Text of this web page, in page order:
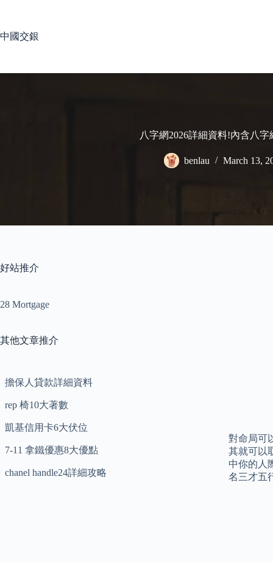
中國交銀
八字網2026詳細資料!內含八字
benlau March 13,
對命局可
其就可以
中你的人
名三才五
好站推介
28 Mortgage
其他文章推介
擔保人貸款詳細資料
rep 椅10大著數
凱基信用卡6大伏位
7-11 拿鐵優惠8大優點
chanel handle24詳細攻略